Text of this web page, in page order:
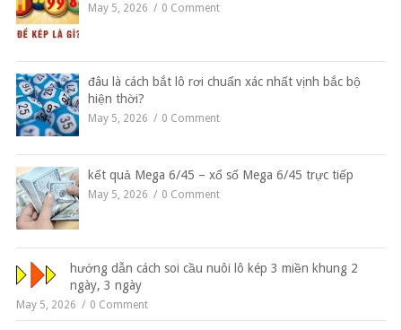
May 5, 2026 0 Comment
đâu là cách bắt lô rơi chuẩn xác nhất vịnh bắc bộ
hiện thời?
May 5, 2026 0 Comment
kết quả Mega 6/45 – xổ số Mega 6/45 trực tiếp
May 5, 2026 0 Comment
hướng dẫn cách soi cầu nuôi lô kép 3 miền khung 2
ngày, 3 ngày
May 5, 2026 0 Comment